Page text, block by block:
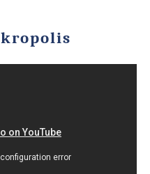
desbloquear todo el